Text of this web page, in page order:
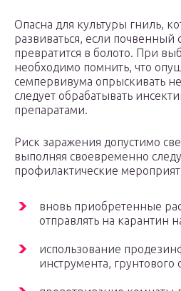
Опасна для культуры гниль,
развиваться, если почвенный
превратится в болото. При
необходимо помнить, что
семпервивума опрыскивать
следует обрабатывать
препаратами.
Риск заражения допустимо
выполняя своевременно
профилактические
вновь приобретенные
отправлять на карантин
использование
инструмента, грунтового